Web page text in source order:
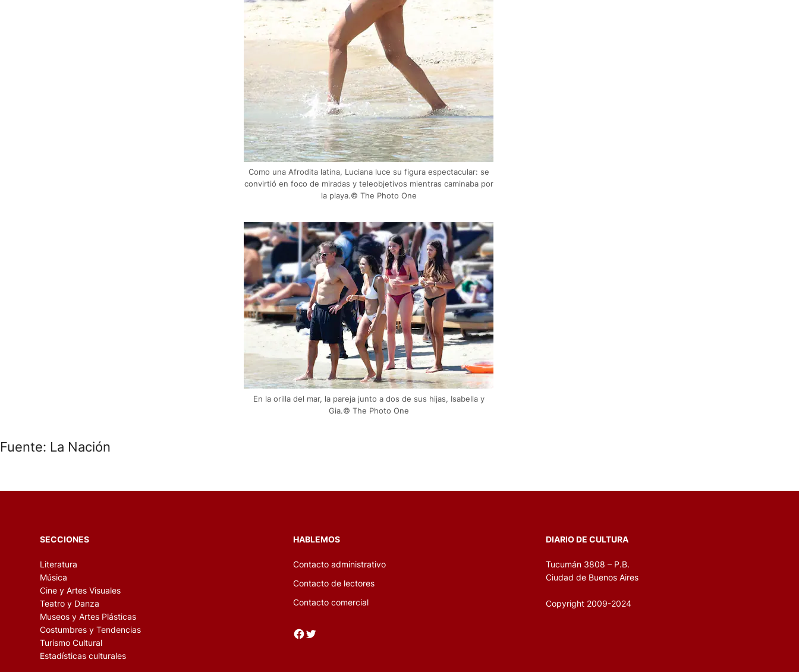
Como una Afrodita latina, Luciana luce su figura espectacular: se
convirtió en foco de miradas y teleobjetivos mientras caminaba por
la playa.© The Photo One
En la orilla del mar, la pareja junto a dos de sus hijas, Isabella y
Gia.© The Photo One
Fuente: La Nación
SECCIONES
Literatura
Música
Cine y Artes Visuales
Teatro y Danza
Museos y Artes Plásticas
Costumbres y Tendencias
Turismo Cultural
Estadísticas culturales
HABLEMOS
Contacto administrativo
Contacto de lectores
Contacto comercial
Facebook Twitter
DIARIO DE CULTURA
Tucumán 3808 – P.B.
Ciudad de Buenos Aires
Copyright 2009-2024